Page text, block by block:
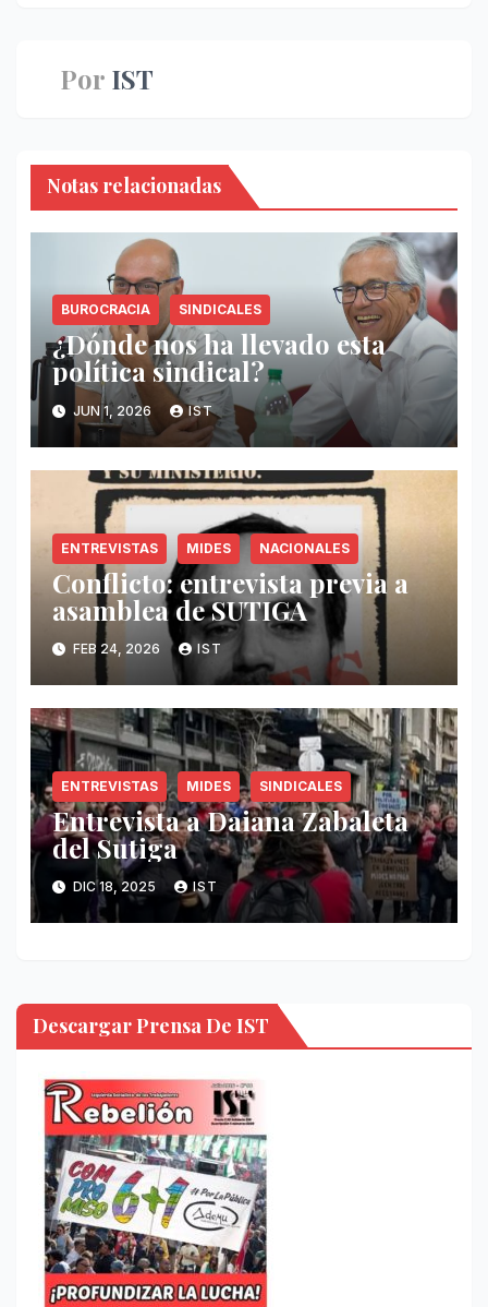
Por IST
Notas relacionadas
BUROCRACIA SINDICALES
¿Dónde nos ha llevado esta
política sindical?
JUN 1, 2026 IST
ENTREVISTAS MIDES NACIONALES
Conflicto: entrevista previa a
asamblea de SUTIGA
FEB 24, 2026 IST
ENTREVISTAS MIDES SINDICALES
Entrevista a Daiana Zabaleta
del Sutiga
DIC 18, 2025 IST
Descargar Prensa De IST